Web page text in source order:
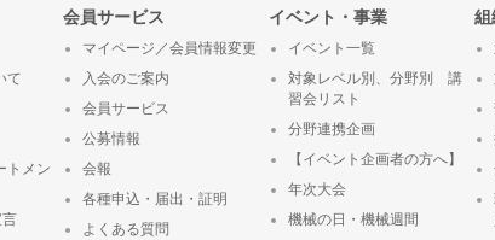
て
トメン
会員サービス
マイページ／会員情報変更
入会のご案内
会員サービス
公募情報
会報
各種申込・届出・証明
よくある質問
イベント・事業
イベント一覧
対象レベル別、分野別 講
習会リスト
分野連携企画
【イベント企画者の方へ】
年次大会
機械の日・機械週間
組